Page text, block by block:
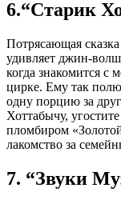
6.“Старик
Потрясающая
удивляет джин-
когда знакомится с
цирке. Ему так
одну порцию за
Хоттабычу,
пломбиром
лакомство за
7. “Звуки